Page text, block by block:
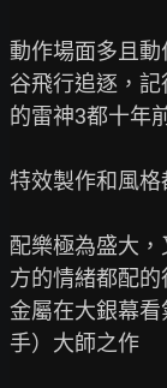
動作場面多且
谷飛行追逐，
的雷神3都十年
特效製作和風
配樂極為盛大
方的情緒都配
金屬在大銀幕
手）大師之作